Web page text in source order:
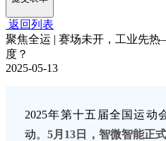
返回列表
聚焦全运 | 赛场未开，工业先
度？
2025-05-13
2025年第十五届全国运动
动。5月13日，智微智能正